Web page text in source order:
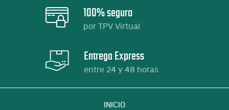
100% seguro
por TPV Virtual
Entrega Express
entre 24 y 48 horas
INICIO